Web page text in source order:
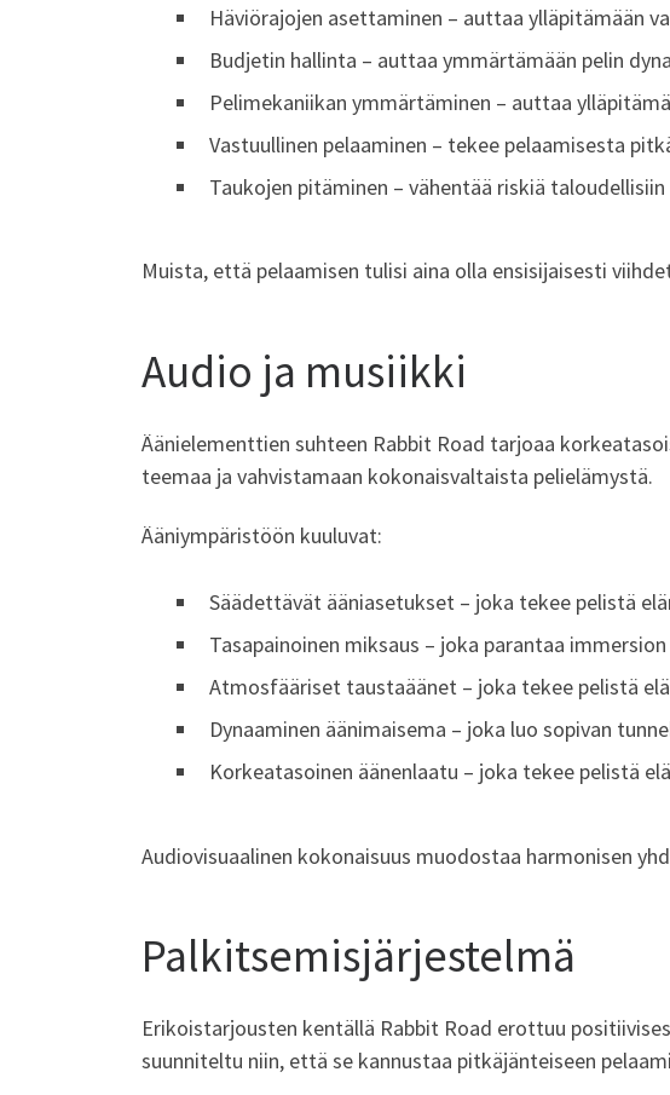
Häviörajojen asettaminen – auttaa ylläpitämään
Budjetin hallinta – auttaa ymmärtämään pelin
Pelimekaniikan ymmärtäminen – auttaa
Vastuullinen pelaaminen – tekee pelaamisesta
Taukojen pitäminen – vähentää riskiä
Muista, että pelaamisen tulisi aina olla ensisijaisesti
Audio ja musiikki
Äänielementtien suhteen Rabbit Road tarjoaa
teemaa ja vahvistamaan kokonaisvaltaista pelielämystä.
Ääniympäristöön kuuluvat:
Säädettävät ääniasetukset – joka tekee pelistä
Tasapainoinen miksaus – joka parantaa
Atmosfääriset taustaäänet – joka tekee pelistä
Dynaaminen äänimaisema – joka luo sopivan
Korkeatasoinen äänenlaatu – joka tekee pelistä
Audiovisuaalinen kokonaisuus muodostaa harmonisen
Palkitsemisjärjestelmä
Erikoistarjousten kentällä Rabbit Road erottuu
suunniteltu niin, että se kannustaa pitkäjänteiseen